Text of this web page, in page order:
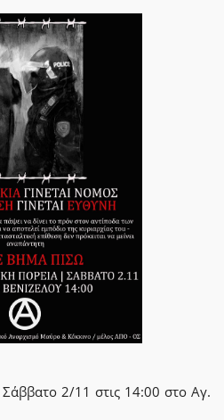
Σάββατο 2/11 στις 14:00 στο Αγ.